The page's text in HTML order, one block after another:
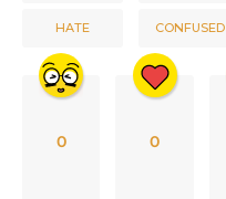
HATE CONFUSED
0 0